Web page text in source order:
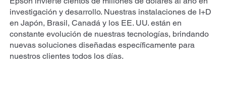
investigación y desarrollo. Nuestras instalaciones de I+D
en Japón, Brasil, Canadá y los EE. UU. están en
constante evolución de nuestras tecnologías, brindando
nuevas soluciones diseñadas específicamente para
nuestros clientes todos los días.